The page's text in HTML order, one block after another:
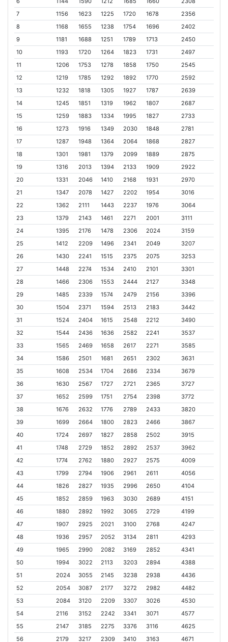
7
1156 1623 1225 1720 1678
2356
8
1168 1655 1238 1754 1696
2402
9
1181 1688 1251 1789 1713
2450
10
1193 1720 1264 1823 1731
2497
11
1206 1753 1278 1858 1750
2545
12
1219 1785 1292 1892 1770
2592
13
1232 1818 1305 1927 1787
2639
14
1245 1851 1319 1962 1807
2687
15
1259 1883 1334 1995 1827
2733
16
1273 1916 1349 2030 1848
2781
17
1287 1948 1364 2064 1868
2827
18
1301 1981 1379 2099 1889
2875
19
1316 2013 1394 2133 1909
2922
20
1331 2046 1410 2168 1931
2970
21
1347 2078 1427 2202 1954
3016
22
1362 2111 1443 2237 1976
3064
23
1379 2143 1461 2271 2001
3111
24
1395 2176 1478 2306 2024
3159
25
1412 2209 1496 2341 2049
3207
26
1430 2241 1515 2375 2075
3253
27
1448 2274 1534 2410 2101
3301
28
1466 2306 1553 2444 2127
3348
29
1485 2339 1574 2479 2156
3396
30
1504 2371 1594 2513 2183
3442
31
1524 2404 1615 2548 2212
3490
32
1544 2436 1636 2582 2241
3537
33
1565 2469 1658 2617 2271
3585
34
1586 2501 1681 2651 2302
3631
35
1608 2534 1704 2686 2334
3679
36
1630 2567 1727 2721 2365
3727
37
1652 2599 1751 2754 2398
3772
38
1676 2632 1776 2789 2433
3820
39
1699 2664 1800 2823 2466
3867
40
1724 2697 1827 2858 2502
3915
41
1748 2729 1852 2892 2537
3962
42
1774 2762 1880 2927 2575
4009
43
1799 2794 1906 2961 2611
4056
44
1826 2827 1935 2996 2650
4104
45
1852 2859 1963 3030 2689
4151
46
1880 2892 1992 3065 2729
4199
47
1907 2925 2021 3100 2768
4247
48
1936 2957 2052 3134 2811
4293
49
1965 2990 2082 3169 2852
4341
50
1994 3022 2113 3203 2894
4388
51
2024 3055 2145 3238 2938
4436
52
2054 3087 2177 3272 2982
4482
53
2084 3120 2209 3307 3026
4530
54
2116 3152 2242 3341 3071
4577
55
2147 3185 2275 3376 3116
4625
56
2179 3217 2309 3410 3163
4671